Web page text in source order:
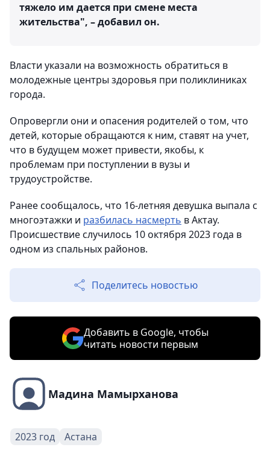
тяжело им дается при смене места
жительства", – добавил он.
Власти указали на возможность обратиться в
молодежные центры здоровья при поликлиниках
города.
Опровергли они и опасения родителей о том, что
детей, которые обращаются к ним, ставят на учет,
что в будущем может привести, якобы, к
проблемам при поступлении в вузы и
трудоустройстве.
Ранее сообщалось, что 16-летняя девушка выпала с
многоэтажки и разбилась насмерть в Актау.
Происшествие случилось 10 октября 2023 года в
одном из спальных районов.
Поделитесь новостью
Добавить в Google, чтобы
читать новости первым
Мадина Мамырханова
2023 год Астана